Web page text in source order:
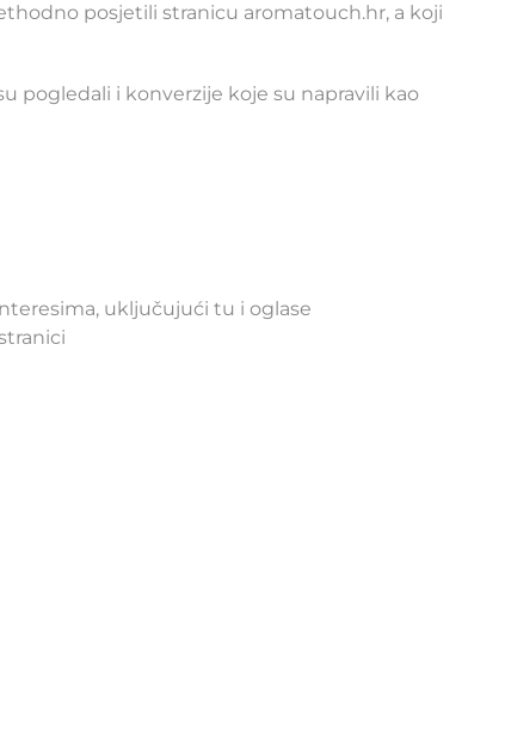
posjetili stranicu aromatouch.hr, a koji
pogledali i konverzije koje su napravili kao
uključujući tu i oglase